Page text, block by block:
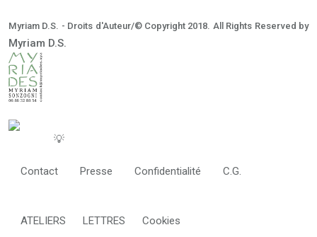
Myriam D.S. - Droits d'Auteur/© Copyright 2018. All Rights Reserved by
Myriam D.S.
💡
Contact Presse Confidentialité C.G.
ATELIERS LETTRES Cookies